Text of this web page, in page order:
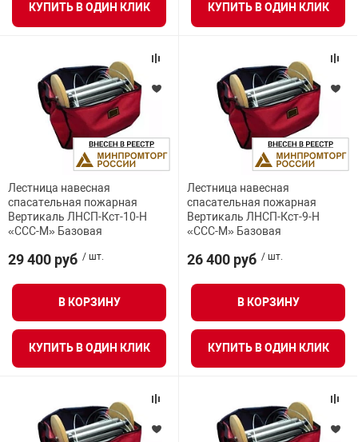
КУПИТЬ В ОДИН КЛИК КУПИТЬ В ОДИН КЛИК
Лестница навесная
спасательная пожарная
Вертикаль ЛНСП-Кст-10-Н
«ССС-М» Базовая
29 400 руб / шт.
В КОРЗИНУ
КУПИТЬ В ОДИН КЛИК
Лестница навесная
спасательная пожарная
Вертикаль ЛНСП-Кст-9-Н
«ССС-М» Базовая
26 400 руб / шт.
В КОРЗИНУ
КУПИТЬ В ОДИН КЛИК